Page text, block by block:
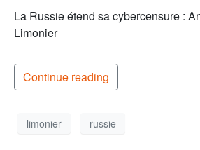
La Russie étend sa cybercensure :
Limonier
Continue reading
limonier russie